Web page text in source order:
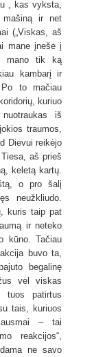
, kas vyksta,
mašiną ir net
(„Viskas, aš
mane įnešė į
mano tik ką
kambarį ir
Po to mačiau
kuriuo
iš
traumos,
Dievui reikėjo
aš prieš
keletą kartų.
o pro šalį
neužkliudo.
kuris taip pat
ir neteko
kūno. Tačiau
buvo ta,
begalinę
vėl viskas
tuos patirtus
tais, kuriuos
– tai
reakcijos“,
ne savo